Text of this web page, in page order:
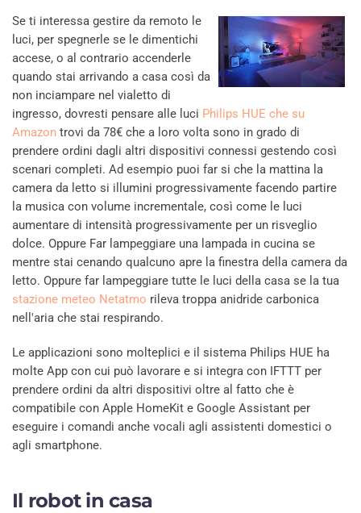
Se ti interessa gestire da remoto le
luci, per spegnerle se le dimentichi
accese, o al contrario accenderle
quando stai arrivando a casa così da
non inciampare nel vialetto di
ingresso, dovresti pensare alle luci Philips HUE che su
Amazon trovi da 78€ che a loro volta sono in grado di
prendere ordini dagli altri dispositivi connessi gestendo così
scenari completi. Ad esempio puoi far si che la mattina la
camera da letto si illumini progressivamente facendo partire
la musica con volume incrementale, così come le luci
aumentare di intensità progressivamente per un risveglio
dolce. Oppure Far lampeggiare una lampada in cucina se
mentre stai cenando qualcuno apre la finestra della camera da
letto. Oppure far lampeggiare tutte le luci della casa se la tua
stazione meteo Netatmo rileva troppa anidride carbonica
nell'aria che stai respirando.
Le applicazioni sono molteplici e il sistema Philips HUE ha
molte App con cui può lavorare e si integra con IFTTT per
prendere ordini da altri dispositivi oltre al fatto che è
compatibile con Apple HomeKit e Google Assistant per
eseguire i comandi anche vocali agli assistenti domestici o
agli smartphone.
Il robot in casa